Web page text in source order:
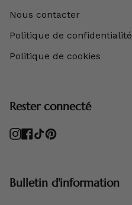
Nous contacter
Politique de confidentialité
Politique de cookies
Rester connecté
Instagram
Facebook
TikTokPinterest
Bulletin d'information